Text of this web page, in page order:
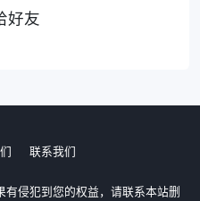
好友
联系我们
侵犯到您的权益，请联系本站删